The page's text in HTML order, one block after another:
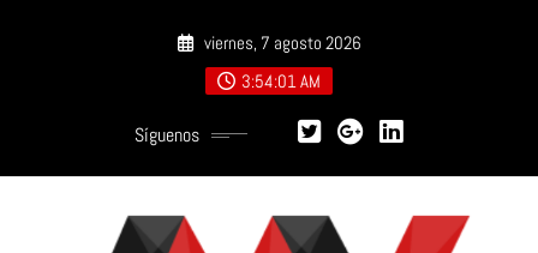
viernes, 7 agosto 2026
3:54:03 AM
Síguenos